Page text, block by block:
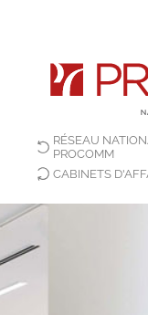
RÉSEAU
PROCOMM
CABINETS